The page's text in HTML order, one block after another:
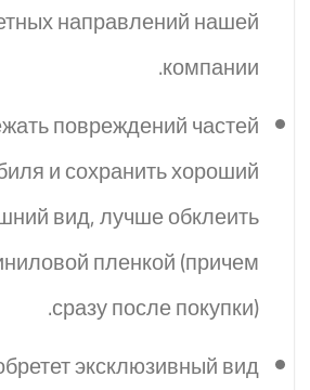
направлений нашей
компании.
повреждений частей
и сохранить хороший
вид, лучше обклеить
пленкой (причем
сразу после покупки).
эксклюзивный вид